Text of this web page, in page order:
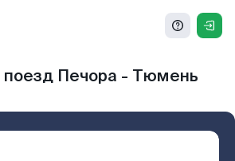
поезд Печора - Тюмень